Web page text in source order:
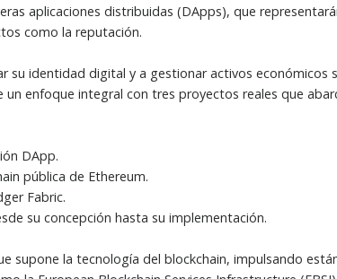
aplicaciones distribuidas (DApps), que
como la reputación.
su identidad digital y a gestionar activos
enfoque integral con tres proyectos reales que
DApp.
pública de Ethereum.
Fabric.
su concepción hasta su implementación.
supone la tecnología del blockchain, impulsando